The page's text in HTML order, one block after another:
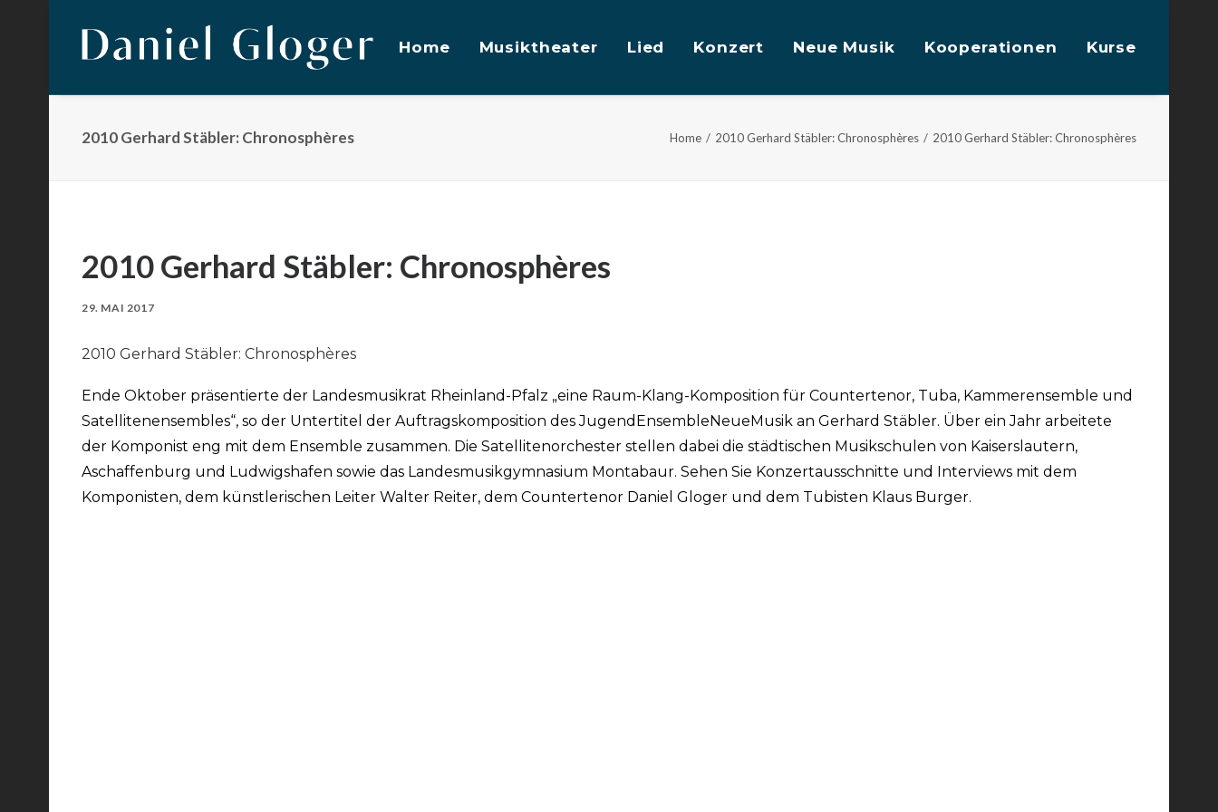
Home Musiktheater Lied Konzert Neue Musik Kooperationen Kurse
2010 Gerhard Stäbler: Chronosphères Home 2010 Gerhard Stäbler: Chronosphères 2010 Gerhard Stäbler: Chronosphères
2010 Gerhard Stäbler: Chronosphères
29. MAI 2017
2010 Gerhard Stäbler: Chronosphères
Ende Oktober präsentierte der Landesmusikrat Rheinland-Pfalz „eine Raum-Klang-Komposition für Countertenor, Tuba, Kammerensemble und
Satellitenensembles“, so der Untertitel der Auftragskomposition des JugendEnsembleNeueMusik an Gerhard Stäbler. Über ein Jahr arbeitete
der Komponist eng mit dem Ensemble zusammen. Die Satellitenorchester stellen dabei die städtischen Musikschulen von Kaiserslautern,
Aschaffenburg und Ludwigshafen sowie das Landesmusikgymnasium Montabaur. Sehen Sie Konzertausschnitte und Interviews mit dem
Komponisten, dem künstlerischen Leiter Walter Reiter, dem Countertenor Daniel Gloger und dem Tubisten Klaus Burger.